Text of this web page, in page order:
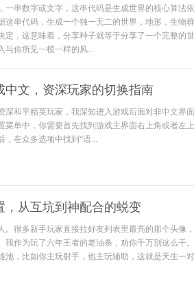
一串数字或文字，这串代码是生成世界的核心算法
这串代码，生成一个独一无二的世界，地形，生物
定，这意味着，分享种子就等于分享了一个完整的
与你所见一模一样的风...
中文，资深玩家的切换指南
深和平精英玩家，我深知进入游戏后面对非中文界
菜单中，你需要首先找到游戏主界面右上角或者左
，在众多选项中找到“语...
，从互坑到神配合的蜕变
。很多新手玩家直接拉好友列表里最亮的那个头像
我作为玩了六年王者的老油条，劝你千万别这么干
池，比如你主玩射手，他主玩辅助，这就是天生一